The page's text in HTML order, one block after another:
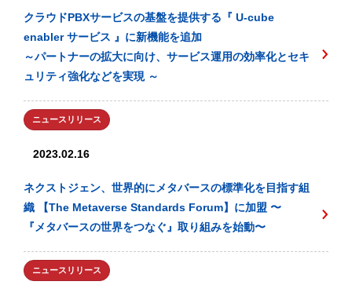
クラウドPBXサービスの基盤を提供する『 U-cube
enabler サービス 』に新機能を追加
～パートナーの拡大に向け、サービス運用の効率化とセキ
ュリティ強化などを実現 ～
ニュースリリース
2023.02.16
ネクストジェン、世界的にメタバースの標準化を目指す組
織 【The Metaverse Standards Forum】に加盟 〜
『メタバースの世界をつなぐ』取り組みを始動〜
ニュースリリース